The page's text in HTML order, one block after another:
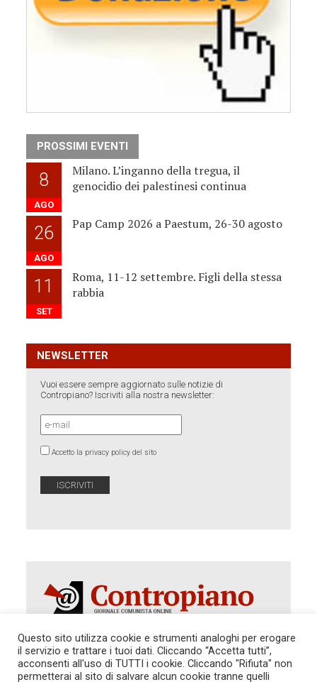
PROSSIMI EVENTI
8
AGO
Milano. L’inganno della tregua, il
genocidio dei palestinesi continua
26
AGO
Pap Camp 2026 a Paestum, 26-30 agosto
11
SET
Roma, 11-12 settembre. Figli della stessa
rabbia
NEWSLETTER
Vuoi essere sempre aggiornato sulle notizie di
Contropiano? Iscriviti alla nostra newsletter:
Accetto la privacy policy del sito
Autorizzazione del Tribunale di Roma 286 del 31
dicembre 2014. Direttore Responsabile: Sergio
Questo sito utilizza cookie e strumenti analoghi per erogare
il servizio e trattare i tuoi dati. Cliccando “Accetta tutti”,
acconsenti all'uso di TUTTI i cookie. Cliccando "Rifiuta" non
permetterai al sito di salvare alcun cookie tranne quelli